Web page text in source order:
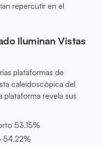
repercutir en el
Iluminan Vistas
plataformas de
caleidoscópica del
plataforma revela sus
53.15%
54.22%